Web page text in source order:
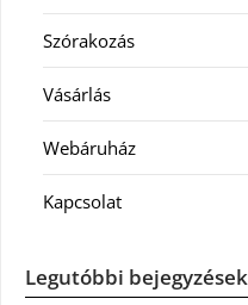
Szórakozás
Vásárlás
Webáruház
Kapcsolat
Legutóbbi bejegyzések